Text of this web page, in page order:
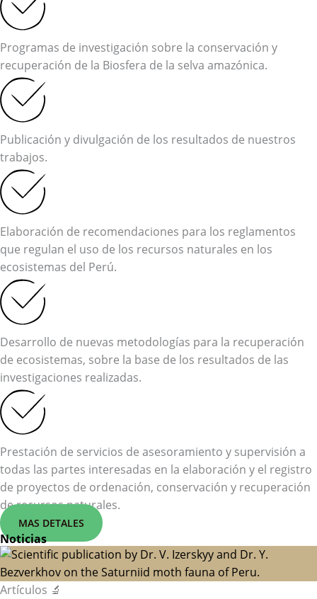
Programas de investigación sobre la conservación y
recuperación de la Biosfera de la selva amazónica.
Publicación y divulgación de los resultados de nuestros
trabajos.
Elaboración de recomendaciones para los reglamentos
que regulan el uso de los recursos naturales en los
ecosistemas del Perú.
Desarrollo de nuevas metodologías para la recuperación
de ecosistemas, sobre la base de los resultados de las
investigaciones realizadas.
Prestación de servicios de asesoramiento y supervisión a
todas las partes interesadas en la elaboración y el registro
de proyectos de ordenación, conservación y recuperación
de recursos naturales.
MAS DETALES
Noticias
Artículos 🔬